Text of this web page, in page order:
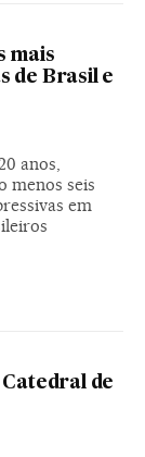
mais
de Brasil e
anos,
menos seis
em
de